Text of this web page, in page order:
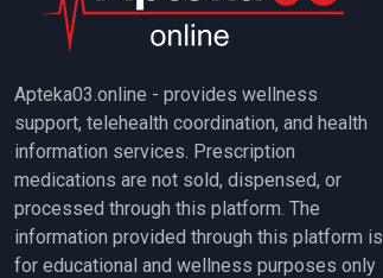
Apteka03.online - provides wellness
support, telehealth coordination, and health
information services. Prescription
medications are not sold, dispensed, or
processed through this platform. The
information provided through this platform is
for educational and wellness purposes only